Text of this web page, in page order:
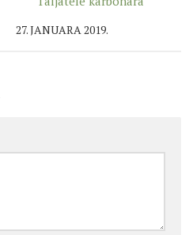
27. JANUARA 2019.